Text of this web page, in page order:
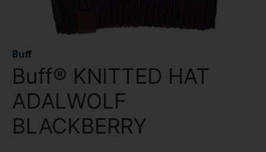
Buff
Buff® KNITTED HAT
ADALWOLF
BLACKBERRY